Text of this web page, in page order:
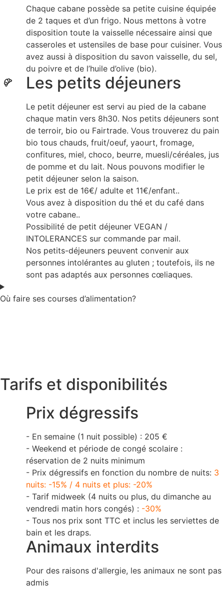
Chaque cabane possède sa petite cuisine équipée
de 2 taques et d’un frigo. Nous mettons à votre
disposition toute la vaisselle nécessaire ainsi que
casseroles et ustensiles de base pour cuisiner. Vous
avez aussi à disposition du savon vaisselle, du sel,
du poivre et de l’huile d’olive (bio).
Les petits déjeuners
Le petit déjeuner est servi au pied de la cabane
chaque matin vers 8h30. Nos petits déjeuners sont
de terroir, bio ou Fairtrade. Vous trouverez du pain
bio tous chauds, fruit/oeuf, yaourt, fromage,
confitures, miel, choco, beurre, muesli/céréales, jus
de pomme et du lait. Nous pouvons modifier le
petit déjeuner selon la saison.
Le prix est de 16€/ adulte et 11€/enfant..
Vous avez à disposition du thé et du café dans
votre cabane..
Possibilité de petit déjeuner VEGAN /
INTOLERANCES sur commande par mail.
Nos petits-déjeuners peuvent convenir aux
personnes intolérantes au gluten ; toutefois, ils ne
sont pas adaptés aux personnes cœliaques.
Où faire ses courses d’alimentation?
Tarifs et disponibilités
Prix dégressifs
- En semaine (1 nuit possible) : 205 €
- Weekend et période de congé scolaire :
réservation de 2 nuits minimum
- Prix dégressifs en fonction du nombre de nuits: 3
nuits: -15% / 4 nuits et plus: -20%
- Tarif midweek (4 nuits ou plus, du dimanche au
vendredi matin hors congés) : -30%
- Tous nos prix sont TTC et inclus les serviettes de
bain et les draps.
Animaux interdits
Pour des raisons d'allergie, les animaux ne sont pas
admis